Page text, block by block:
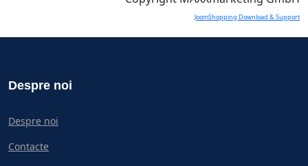
JoomShopping Download & Support
Despre noi
Despre noi
Contacte